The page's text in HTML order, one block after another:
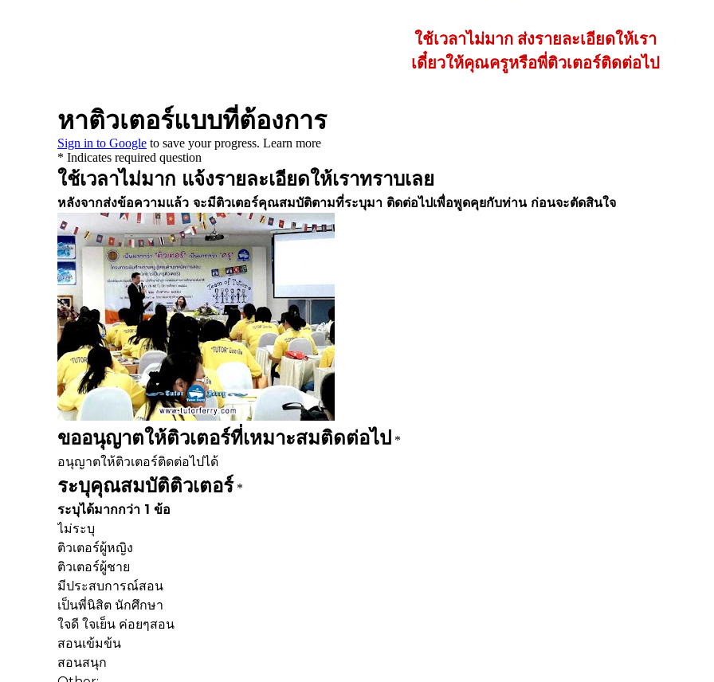
ใช้เวลาไม่มาก ส่งรายละเอียดให้เรา
เดี๋ยวให้คุณครูหรือพี่ติวเตอร์ติดต่อไป